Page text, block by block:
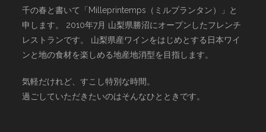
千の春と書いて「Milleprintemps（ミルプランタン）」と
申します。 2010年7月 山梨県勝沼にオープンしたフレンチ
レストランです。 山梨県産ワインをはじめとする日本ワイ
ンと地の食材を楽しめる地産地消型を目指します。
気軽だけれど、すこし特別な時間。
過ごしていただきたいのはそんなひとときです。